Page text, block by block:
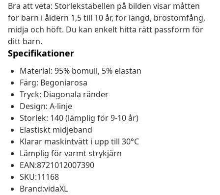
Bra att veta: Storlekstabellen på bilden visar måtten
för barn i åldern 1,5 till 10 år, för längd, bröstomfång,
midja och höft. Du kan enkelt hitta rätt passform för
ditt barn.
Specifikationer
Material: 95% bomull, 5% elastan
Färg: Begoniarosa
Tryck: Diagonala ränder
Design: A-linje
Storlek: 140 (lämplig för 9-10 år)
Elastiskt midjeband
Klarar maskintvätt i upp till 30°C
Lämplig för varmt strykjärn
EAN:8721012007390
SKU:11168
Brand:vidaXL